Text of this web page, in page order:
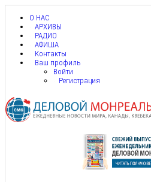
О НАС
АРХИВЫ
РАДИО
АФИША
Контакты
Ваш профиль
Войти
Регистрация